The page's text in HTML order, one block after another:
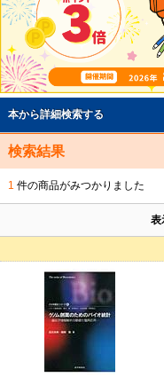
本から詳細検索する
検索結果
1 件の商品がみつかりました
表